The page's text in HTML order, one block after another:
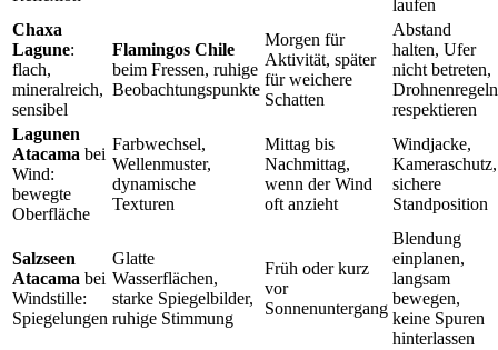
laufen
Chaxa
Lagune:
flach,
mineralreich,
sensibel
Flamingos Chile
beim Fressen, ruhige
Beobachtungspunkte
Morgen für
Aktivität, später
für weichere
Schatten
Abstand
halten, Ufer
nicht betreten,
Drohnenregeln
respektieren
Lagunen
Atacama bei
Wind:
bewegte
Oberfläche
Farbwechsel,
Wellenmuster,
dynamische
Texturen
Mittag bis
Nachmittag,
wenn der Wind
oft anzieht
Windjacke,
Kameraschutz,
sichere
Standposition
Salzseen
Atacama bei
Windstille:
Spiegelungen
Glatte
Wasserflächen,
starke Spiegelbilder,
ruhige Stimmung
Früh oder kurz
vor
Sonnenuntergang
Blendung
einplanen,
langsam
bewegen,
keine Spuren
hinterlassen